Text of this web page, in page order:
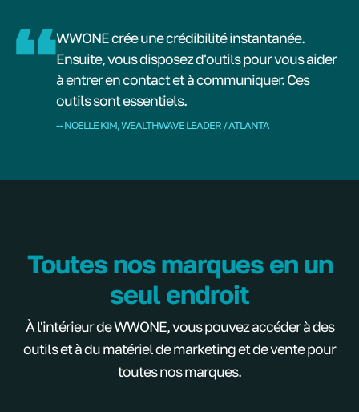
WWONE crée une crédibilité instantanée.
Ensuite, vous disposez d'outils pour vous aider
à entrer en contact et à communiquer. Ces
outils sont essentiels.
-- NOELLE KIM, WEALTHWAVE LEADER / ATLANTA
Toutes nos marques en un
seul endroit
À l'intérieur de WWONE, vous pouvez accéder à des
outils et à du matériel de marketing et de vente pour
toutes nos marques.